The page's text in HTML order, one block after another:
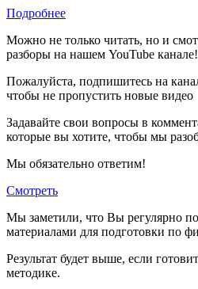
Подробнее
Можно не только читать, но и
разборы на нашем YouTube канале!
Пожалуйста, подпишитесь на
чтобы не пропустить новые видео
Задавайте свои вопросы в
которые вы хотите, чтобы мы
Мы обязательно ответим!
Смотреть
Мы заметили, что Вы регулярно
материалами для подготовки по
Результат будет выше, если
методике.